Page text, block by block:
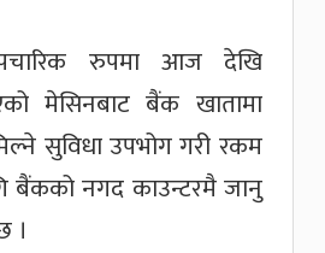
रुपमा आज देखि
मेसिनबाट बैंक खातामा
सुविधा उपभोग गरी रकम
बैंकको नगद काउन्टरमै जानु
।